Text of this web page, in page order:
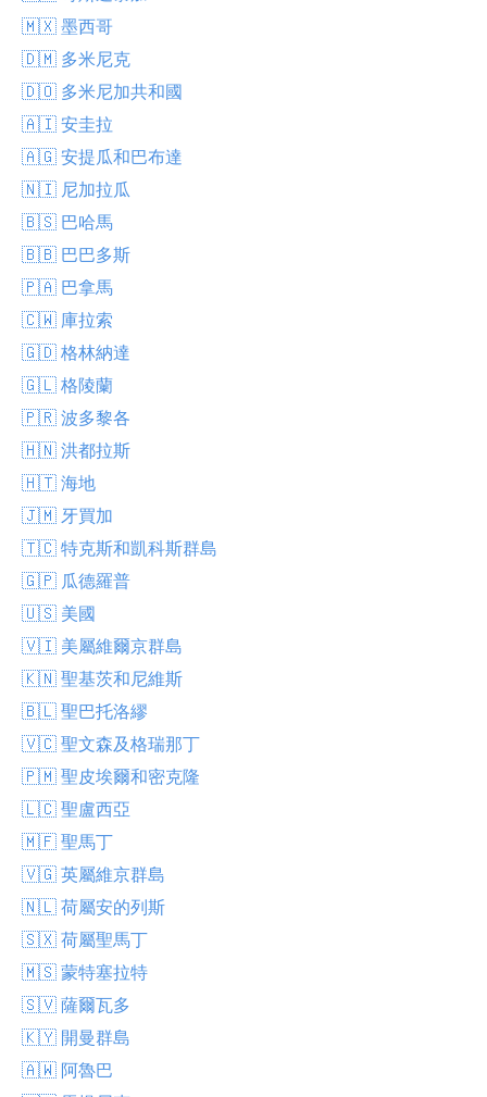
🇲🇽 墨西哥
🇩🇲 多米尼克
🇩🇴 多米尼加共和國
🇦🇮 安圭拉
🇦🇬 安提瓜和巴布達
🇳🇮 尼加拉瓜
🇧🇸 巴哈馬
🇧🇧 巴巴多斯
🇵🇦 巴拿馬
🇨🇼 庫拉索
🇬🇩 格林納達
🇬🇱 格陵蘭
🇵🇷 波多黎各
🇭🇳 洪都拉斯
🇭🇹 海地
🇯🇲 牙買加
🇹🇨 特克斯和凱科斯群島
🇬🇵 瓜德羅普
🇺🇸 美國
🇻🇮 美屬維爾京群島
🇰🇳 聖基茨和尼維斯
🇧🇱 聖巴托洛繆
🇻🇨 聖文森及格瑞那丁
🇵🇲 聖皮埃爾和密克隆
🇱🇨 聖盧西亞
🇲🇫 聖馬丁
🇻🇬 英屬維京群島
🇳🇱 荷屬安的列斯
🇸🇽 荷屬聖馬丁
🇲🇸 蒙特塞拉特
🇸🇻 薩爾瓦多
🇰🇾 開曼群島
🇦🇼 阿魯巴